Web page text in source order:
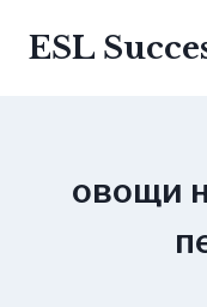
ESL
овощи